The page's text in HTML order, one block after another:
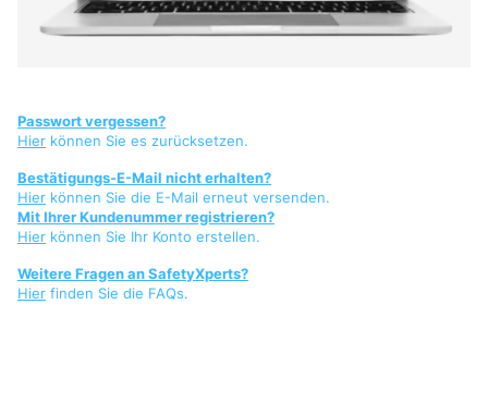
Passwort vergessen?
Hier können Sie es zurücksetzen.
Bestätigungs-E-Mail nicht erhalten?
Hier können Sie die E-Mail erneut versenden.
Mit Ihrer Kundenummer registrieren?
Hier können Sie Ihr Konto erstellen.
Weitere Fragen an SafetyXperts?
Hier finden Sie die FAQs.